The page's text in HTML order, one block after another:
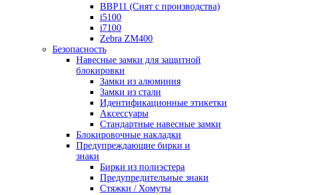
BBP11 (Снят с производства)
i5100
i7100
Zebra ZM400
Безопасность
Навесные замки для защитной
блокировки
Замки из алюминия
Замки из стали
Идентификационные этикетки
Аксессуары
Стандартные навесные замки
Блокировочные накладки
Предупреждающие бирки и
знаки
Бирки из полиэстера
Предупредительные знаки
Стяжки / Хомуты